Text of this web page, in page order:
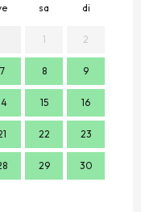
sa di
1 2
7 8 9
15 16
22 23
29 30